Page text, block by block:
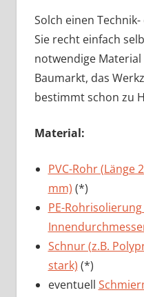
Solch einen
Sie recht einfach
notwendige
Baumarkt, das
bestimmt schon zu
Material:
PVC-Rohr (Länge
mm) (*)
PE-
Schnur (z.B.
stark) (*)
eventuell